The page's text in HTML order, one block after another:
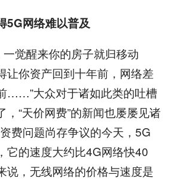
5G网络难以普及
觉醒来你的房子就归移动
让你资产回到十年前，网络差
……”大众对于诸如此类的吐槽
，“天价网费”的新闻也屡屡见诸
费问题尚存争议的今天，5G
它的速度大约比4G网络快40
说，无线网络的价格与速度是